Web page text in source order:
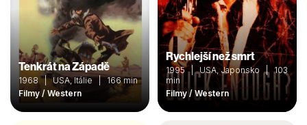
Tenkrát na Západě
1968 | USA, Itálie | 166 min
Filmy / Western
Rychlejší než smrt
1995 | USA, Japonsko | 103
min
Filmy / Western